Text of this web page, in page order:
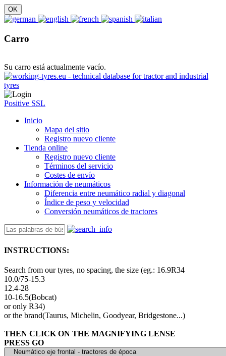
Carro
Su carro está actualmente vacío.
Positive SSL
Inicio
Mapa del sitio
Registro nuevo cliente
Tienda online
Registro nuevo cliente
Términos del servicio
Costes de envío
Información de neumáticos
Diferencia entre neumático radial y diagonal
Índice de peso y velocidad
Conversión neumáticos de tractores
INSTRUCTIONS:
Search from our tyres, no spacing, the size (eg.: 16.9R34
10.0/75-15.3
12.4-28
10-16.5(Bobcat)
or only R34)
or the brand(Taurus, Michelin, Goodyear, Bridgestone...)
THEN CLICK ON THE MAGNIFYING LENSE
PRESS GO